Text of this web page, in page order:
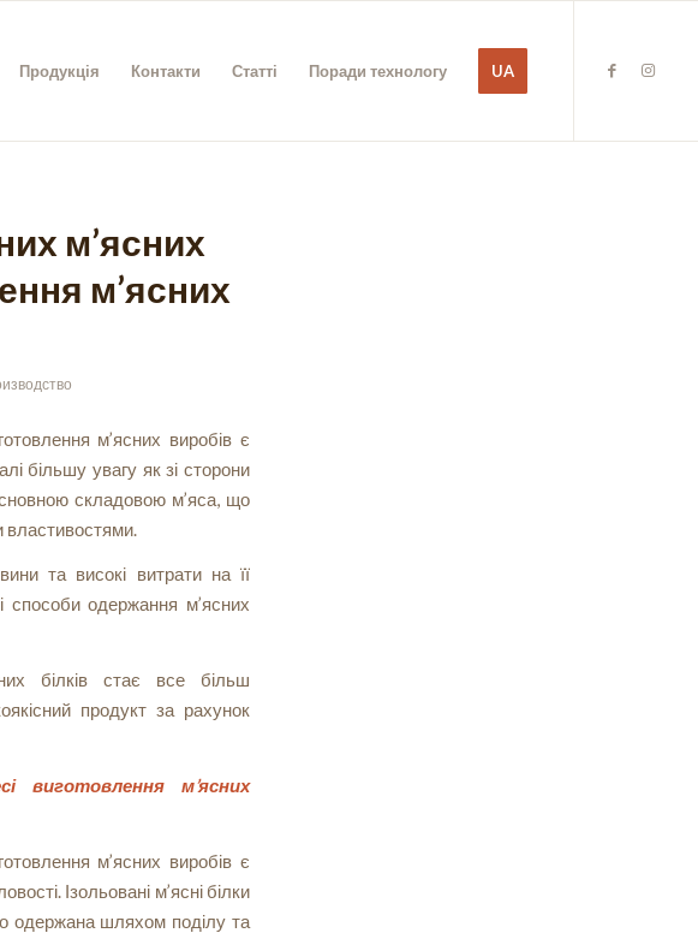
Продукція Контакти Статті Поради технологу UA
м’ясних
м’ясних
м’ясних виробів є
більшу увагу як зі сторони
складовою м’яса, що
властивостями.
та високі витрати на її
способи одержання м’ясних
білків стає все більш
продукт за рахунок
виготовлення м’ясних
м’ясних виробів є
Ізольовані м’ясні білки
одержана шляхом поділу та